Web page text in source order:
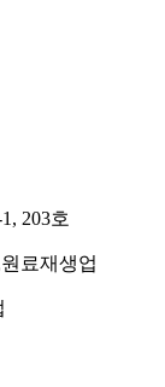
203호
료재생업